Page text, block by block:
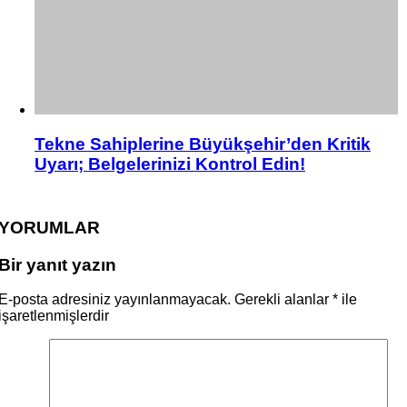
Tekne Sahiplerine Büyükşehir’den Kritik
Uyarı; Belgelerinizi Kontrol Edin!
yanıt yazın
posta adresiniz yayınlanmayacak. Gerekli alanlar * ile